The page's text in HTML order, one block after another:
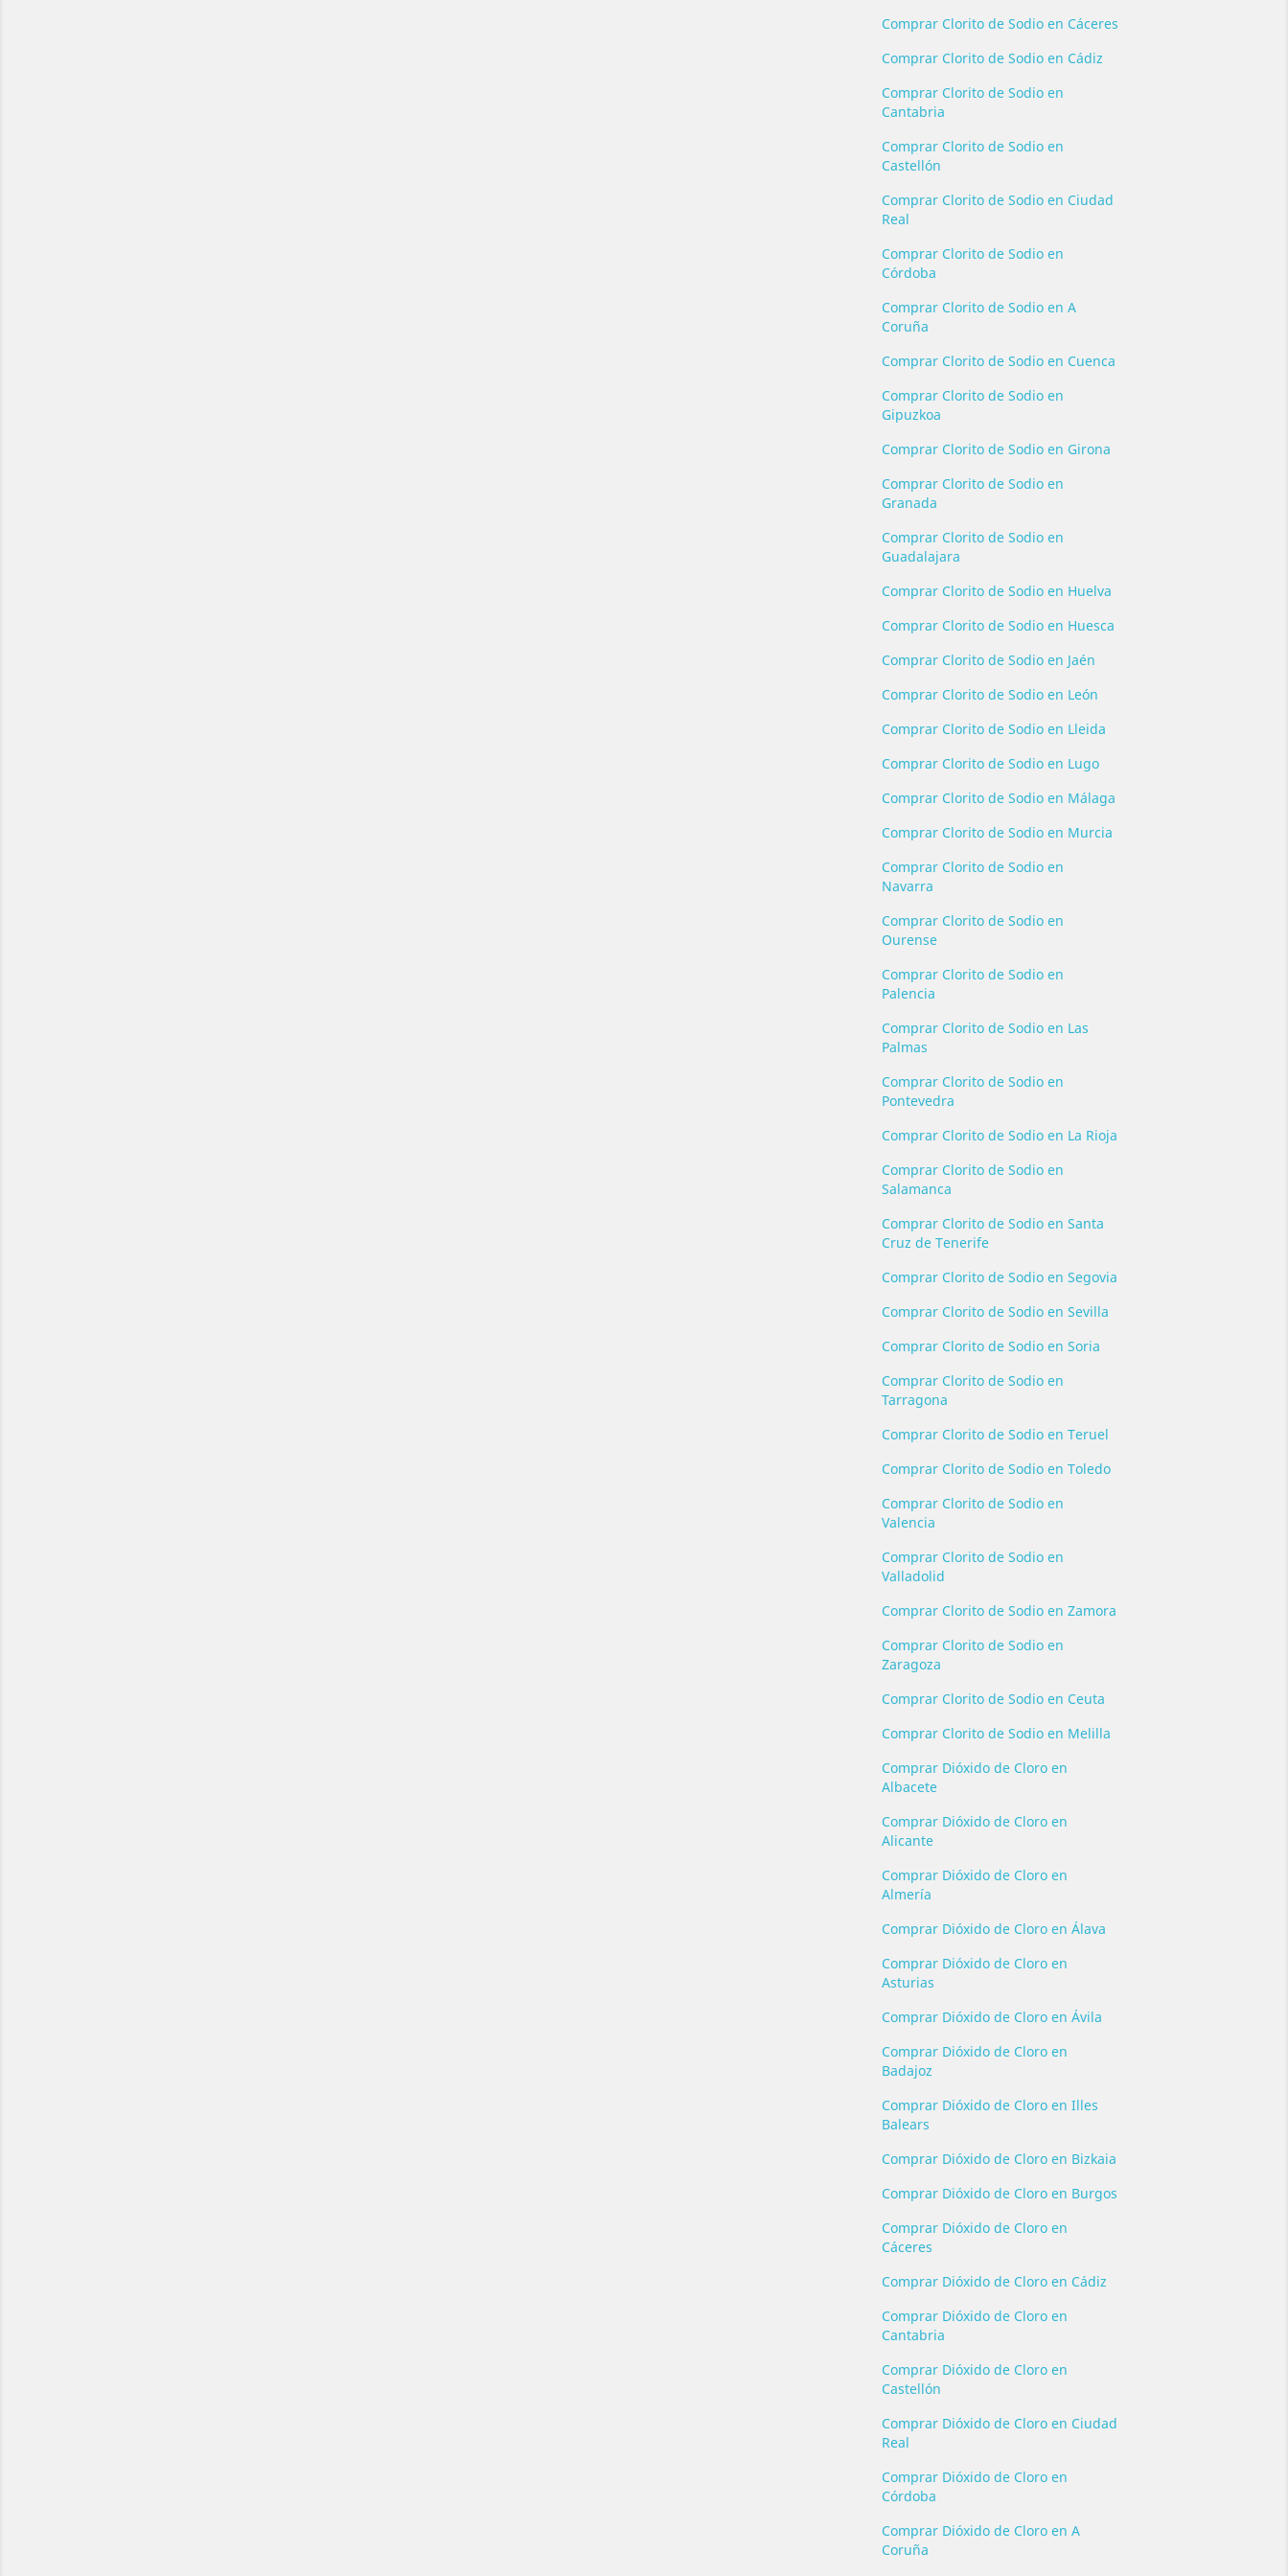
Comprar Clorito de Sodio en Cáceres
Comprar Clorito de Sodio en Cádiz
Comprar Clorito de Sodio en
Cantabria
Comprar Clorito de Sodio en
Castellón
Comprar Clorito de Sodio en Ciudad
Real
Comprar Clorito de Sodio en
Córdoba
Comprar Clorito de Sodio en A
Coruña
Comprar Clorito de Sodio en Cuenca
Comprar Clorito de Sodio en
Gipuzkoa
Comprar Clorito de Sodio en Girona
Comprar Clorito de Sodio en
Granada
Comprar Clorito de Sodio en
Guadalajara
Comprar Clorito de Sodio en Huelva
Comprar Clorito de Sodio en Huesca
Comprar Clorito de Sodio en Jaén
Comprar Clorito de Sodio en León
Comprar Clorito de Sodio en Lleida
Comprar Clorito de Sodio en Lugo
Comprar Clorito de Sodio en Málaga
Comprar Clorito de Sodio en Murcia
Comprar Clorito de Sodio en
Navarra
Comprar Clorito de Sodio en
Ourense
Comprar Clorito de Sodio en
Palencia
Comprar Clorito de Sodio en Las
Palmas
Comprar Clorito de Sodio en
Pontevedra
Comprar Clorito de Sodio en La Rioja
Comprar Clorito de Sodio en
Salamanca
Comprar Clorito de Sodio en Santa
Cruz de Tenerife
Comprar Clorito de Sodio en Segovia
Comprar Clorito de Sodio en Sevilla
Comprar Clorito de Sodio en Soria
Comprar Clorito de Sodio en
Tarragona
Comprar Clorito de Sodio en Teruel
Comprar Clorito de Sodio en Toledo
Comprar Clorito de Sodio en
Valencia
Comprar Clorito de Sodio en
Valladolid
Comprar Clorito de Sodio en Zamora
Comprar Clorito de Sodio en
Zaragoza
Comprar Clorito de Sodio en Ceuta
Comprar Clorito de Sodio en Melilla
Comprar Dióxido de Cloro en
Albacete
Comprar Dióxido de Cloro en
Alicante
Comprar Dióxido de Cloro en
Almería
Comprar Dióxido de Cloro en Álava
Comprar Dióxido de Cloro en
Asturias
Comprar Dióxido de Cloro en Ávila
Comprar Dióxido de Cloro en
Badajoz
Comprar Dióxido de Cloro en Illes
Balears
Comprar Dióxido de Cloro en Bizkaia
Comprar Dióxido de Cloro en Burgos
Comprar Dióxido de Cloro en
Cáceres
Comprar Dióxido de Cloro en Cádiz
Comprar Dióxido de Cloro en
Cantabria
Comprar Dióxido de Cloro en
Castellón
Comprar Dióxido de Cloro en Ciudad
Real
Comprar Dióxido de Cloro en
Córdoba
Comprar Dióxido de Cloro en A
Coruña